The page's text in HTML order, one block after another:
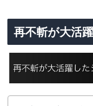
再不斬が大活